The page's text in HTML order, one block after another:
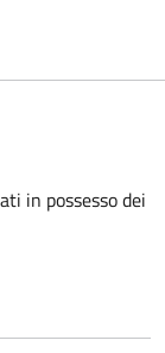
in possesso dei